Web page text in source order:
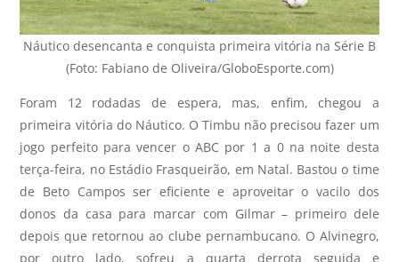
Náutico desencanta e conquista primeira vitória na Série B
(Foto: Fabiano de Oliveira/GloboEsporte.com)
Foram 12 rodadas de espera, mas, enfim, chegou a
primeira vitória do Náutico. O Timbu não precisou fazer um
jogo perfeito para vencer o ABC por 1 a 0 na noite desta
terça-feira, no Estádio Frasqueirão, em Natal. Bastou o time
de Beto Campos ser eficiente e aproveitar o vacilo dos
donos da casa para marcar com Gilmar – primeiro dele
depois que retornou ao clube pernambucano. O Alvinegro,
por outro lado, sofreu a quarta derrota seguida e